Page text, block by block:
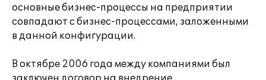
основные бизнес-процессы на предприятии
совпадают с бизнес-процессами, заложенными
в данной конфигурации.
В октябре 2006 года между компаниями был